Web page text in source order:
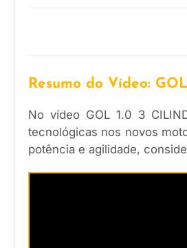
Resumo do Vídeo:
No vídeo GOL 1.0 3
tecnológicas nos novos
potência e agilidade,